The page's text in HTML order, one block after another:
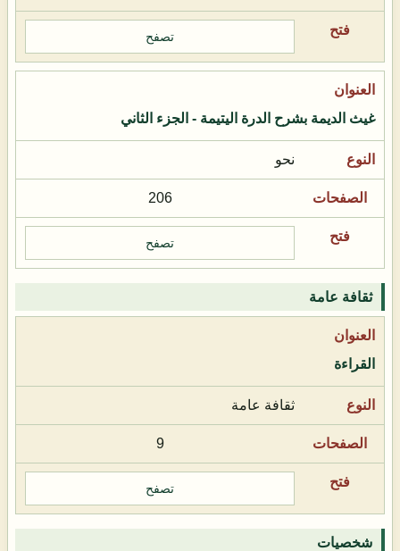
تصفح
غيث الديمة بشرح الدرة اليتيمة - الجزء الثاني
نحو
206
تصفح
ثقافة عامة
القراءة
ثقافة عامة
9
تصفح
شخصيات